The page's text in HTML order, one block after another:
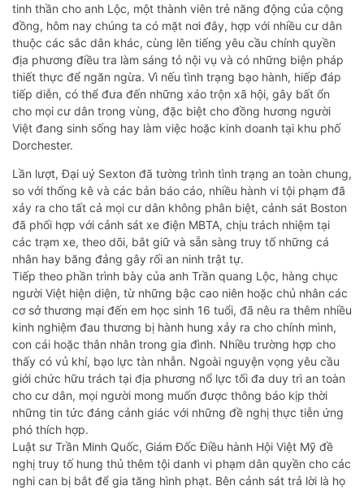
tinh thần cho anh Lộc, một thành viên trẻ năng động của cộng
đồng, hôm nay chúng ta có mặt nơi đây, hợp với nhiều cư dân
thuộc các sắc dân khác, cùng lên tiếng yêu cầu chính quyền
địa phương điều tra làm sáng tỏ nội vụ và có những biện pháp
thiết thực để ngăn ngừa. Vì nếu tình trạng bạo hành, hiếp đáp
tiếp diễn, có thể đưa đến những xáo trộn xã hội, gây bất ổn
cho mọi cư dân trong vùng, đặc biệt cho đồng hương người
Việt đang sinh sống hay làm việc hoặc kinh doanh tại khu phố
Dorchester.
Lần lượt, Đại uý Sexton đã tường trình tình trạng an toàn chung,
so với thống kê và các bản báo cáo, nhiều hành vi tội phạm đã
xảy ra cho tất cả mọi cư dân không phân biệt, cảnh sát Boston
đã phối hợp với cảnh sát xe điện MBTA, chịu trách nhiệm tại
các trạm xe, theo dõi, bắt giữ và sẵn sàng truy tố những cá
nhân hay băng đảng gây rối an ninh trật tự.
Tiếp theo phần trình bày của anh Trần quang Lộc, hàng chục
người Việt hiện diện, từ những bậc cao niên hoặc chủ nhân các
cơ sở thương mại đến em học sinh 16 tuổi, đã nêu ra thêm nhiều
kinh nghiệm đau thương bị hành hung xảy ra cho chính mình,
con cái hoặc thân nhân trong gia đình. Nhiều trường hợp cho
thấy có vủ khí, bạo lực tàn nhẫn. Ngoài nguyện vọng yêu cầu
giới chức hữu trách tại địa phương nổ lực tối đa duy trì an toàn
cho cư dân, mọi người mong muốn được thông báo kịp thời
những tin tức đáng cảnh giác với những đề nghị thực tiễn ứng
phó thích hợp.
Luật sư Trần Minh Quốc, Giám Đốc Điều hành Hội Việt Mỹ đề
nghị truy tố hung thủ thêm tội danh vi phạm dân quyền cho các
nghi can bị bắt để gia tăng hình phạt. Bên cảnh sát trả lời là họ